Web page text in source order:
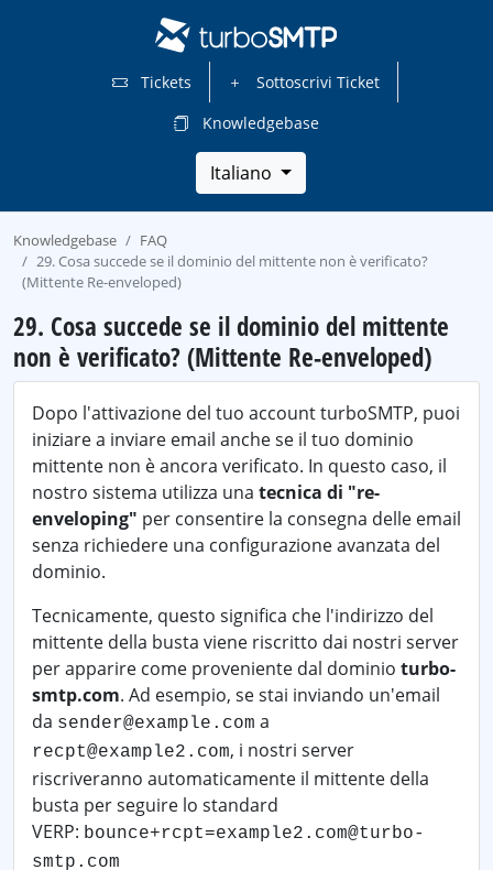
Tickets
Sottoscrivi Ticket
Knowledgebase
Italiano
Knowledgebase
FAQ
29. Cosa succede se il dominio del mittente non è verificato?
(Mittente Re-enveloped)
29. Cosa succede se il dominio del mittente
non è verificato? (Mittente Re-enveloped)
Dopo l'attivazione del tuo account turboSMTP, puoi
iniziare a inviare email anche se il tuo dominio
mittente non è ancora verificato. In questo caso, il
nostro sistema utilizza una tecnica di "re-
enveloping" per consentire la consegna delle email
senza richiedere una configurazione avanzata del
dominio.
Tecnicamente, questo significa che l'indirizzo del
mittente della busta viene riscritto dai nostri server
per apparire come proveniente dal dominio turbo-
smtp.com. Ad esempio, se stai inviando un'email
da sender@example.com a
recpt@example2.com, i nostri server
riscriveranno automaticamente il mittente della
busta per seguire lo standard
VERP: bounce+rcpt=example2.com@turbo-
smtp.com